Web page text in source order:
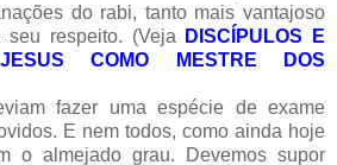
do rabi, tanto mais vantajoso
respeito. (Veja
DISCÍPULOS E
JESUS COMO MESTRE DOS
fazer uma espécie de exame
E nem todos, como ainda hoje
o almejado grau. Devemos supor